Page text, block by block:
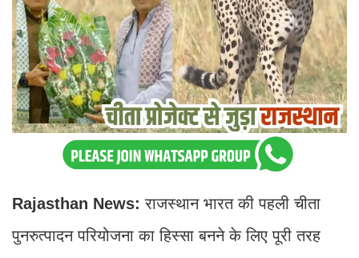
Rajasthan News:राजस्थान भारत की पहली चीता
पुनरुत्पादन परियोजना का हिस्सा बनने के लिए पूरी तरह